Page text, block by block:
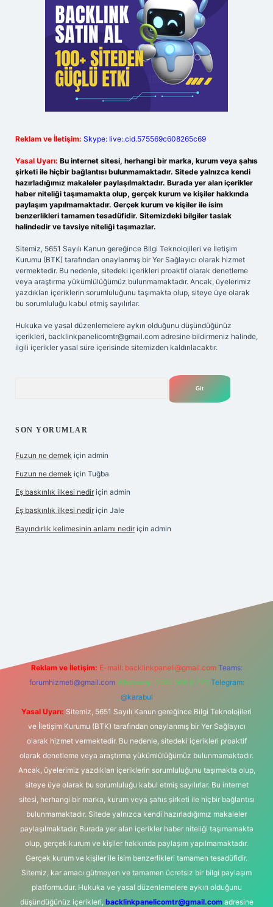
Reklam ve İletişim: Skype: live:.cid.575569c608265c69
Yasal Uyarı: Bu internet sitesi, herhangi bir marka, kurum veya şahıs
şirketi ile hiçbir bağlantısı bulunmamaktadır. Sitede yalnızca kendi
hazırladığımız makaleler paylaşılmaktadır. Burada yer alan içerikler
haber niteliği taşımamakta olup, gerçek kurum ve kişiler hakkında
paylaşım yapılmamaktadır. Gerçek kurum ve kişiler ile isim
benzerlikleri tamamen tesadüfidir. Sitemizdeki bilgiler taslak
halindedir ve tavsiye niteliği taşımazlar.
Sitemiz, 5651 Sayılı Kanun gereğince Bilgi Teknolojileri ve İletişim
Kurumu (BTK) tarafından onaylanmış bir Yer Sağlayıcı olarak hizmet
vermektedir. Bu nedenle, sitedeki içerikleri proaktif olarak denetleme
veya araştırma yükümlülüğümüz bulunmamaktadır. Ancak, üyelerimiz
yazdıkları içeriklerin sorumluluğunu taşımakta olup, siteye üye olarak
bu sorumluluğu kabul etmiş sayılırlar.
Hukuka ve yasal düzenlemelere aykırı olduğunu düşündüğünüz
içerikleri, backlinkpanelicomtr@gmail.com adresine bildirmeniz halinde,
ilgili içerikler yasal süre içerisinde sitemizden kaldırılacaktır.
SON YORUMLAR
Fuzun ne demek için admin
Fuzun ne demek için Tuğba
Eş baskınlık ilkesi nedir için admin
Eş baskınlık ilkesi nedir için Jale
Bayındırlık kelimesinin anlamı nedir için admin
Reklam ve İletişim: E-mail: backlinkpaneli@gmail.com Teams:
forumhizmeti@gmail.com Whatsapp: 0262 606 0 726 Telegram:
@karabul
Yasal Uyarı: Sitemiz, 5651 Sayılı Kanun gereğince Bilgi Teknolojileri
ve İletişim Kurumu (BTK) tarafından onaylanmış bir Yer Sağlayıcı
olarak hizmet vermektedir. Bu nedenle, sitedeki içerikleri proaktif
olarak denetleme veya araştırma yükümlülüğümüz bulunmamaktadır.
Ancak, üyelerimiz yazdıkları içeriklerin sorumluluğunu taşımakta olup,
siteye üye olarak bu sorumluluğu kabul etmiş sayılırlar. Bu internet
sitesi, herhangi bir marka, kurum veya şahıs şirketi ile hiçbir bağlantısı
bulunmamaktadır. Sitede yalnızca kendi hazırladığımız makaleler
paylaşılmaktadır. Burada yer alan içerikler haber niteliği taşımamakta
olup, gerçek kurum ve kişiler hakkında paylaşım yapılmamaktadır.
Gerçek kurum ve kişiler ile isim benzerlikleri tamamen tesadüfidir.
Sitemiz, kar amacı gütmeyen ve tamamen ücretsiz bir bilgi paylaşım
platformudur. Hukuka ve yasal düzenlemelere aykırı olduğunu
düşündüğünüz içerikleri, backlinkpanelicomtr@gmail.comadresine